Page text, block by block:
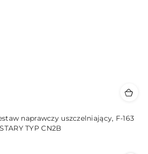
naprawczy uszczelniający, F-163
TYP CN2B